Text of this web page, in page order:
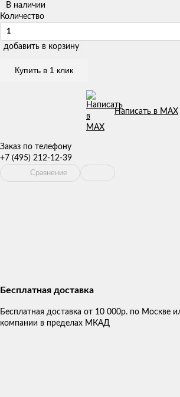
В наличии
Количество
добавить в корзину
Купить в 1 клик
Написать в MAX
Заказ по телефону
+7 (495) 212-12-39
Сравнение
Бесплатная доставка
Бесплатная доставка от 10 000р. по Москве
компании в пределах МКАД